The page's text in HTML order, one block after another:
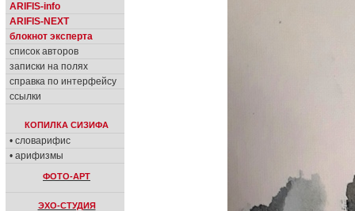
ARIFIS-info
ARIFIS-NEXT
блокнот эксперта
список авторов
записки на полях
справка по интерфейсу
ссылки
КОПИЛКА СИЗИФА
• словарифис
• арифизмы
ФОТО-АРТ
ЭХО-СТУДИЯ